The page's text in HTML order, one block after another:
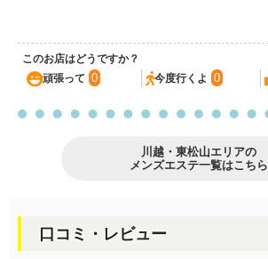
このお店はどうですか？
頑張って 0 今度行くよ 0
川越・東松山エリアの
メンズエステ一覧はこちら
口コミ・レビュー